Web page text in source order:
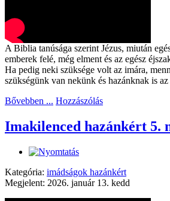
A Biblia tanúsága szerint Jézus, miután
emberek felé, még elment és az egész
Ha pedig neki szüksége volt az imára,
szükségünk van nekünk és hazánknak is
Bővebben ... Hozzászólás
Imakilenced hazánkért 5.
Kategória: imádságok hazánkért
Megjelent: 2026. január 13. kedd